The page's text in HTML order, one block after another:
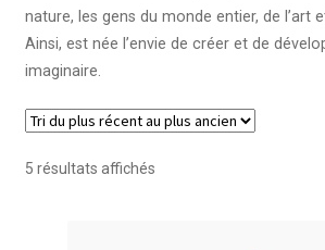
nature, les gens du monde entier, de l’art
Ainsi, est née l’envie de créer et de
imaginaire.
5 résultats affichésTrié